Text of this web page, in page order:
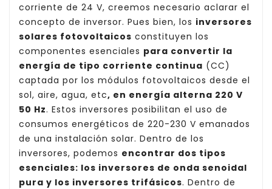
corriente de 24 V, creemos necesario aclarar el
concepto de inversor. Pues bien, los inversores
solares fotovoltaicos constituyen los
componentes esenciales para convertir la
energía de tipo corriente continua (CC)
captada por los módulos fotovoltaicos desde el
sol, aire, agua, etc, en energía alterna 220 V
50 Hz. Estos inversores posibilitan el uso de
consumos energéticos de 220-230 V emanados
de una instalación solar. Dentro de los
inversores, podemos encontrar dos tipos
esenciales: los inversores de onda senoidal
pura y los inversores trifásicos. Dentro de